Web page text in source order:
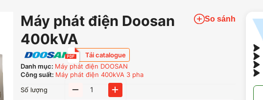
Máy phát điện Doosan
400kVA
So sánh
Tải catalogue
Danh mục: Máy phát điện DOOSAN
Công suất: Máy phát điện 400kVA 3 pha
Số lượng
Máy